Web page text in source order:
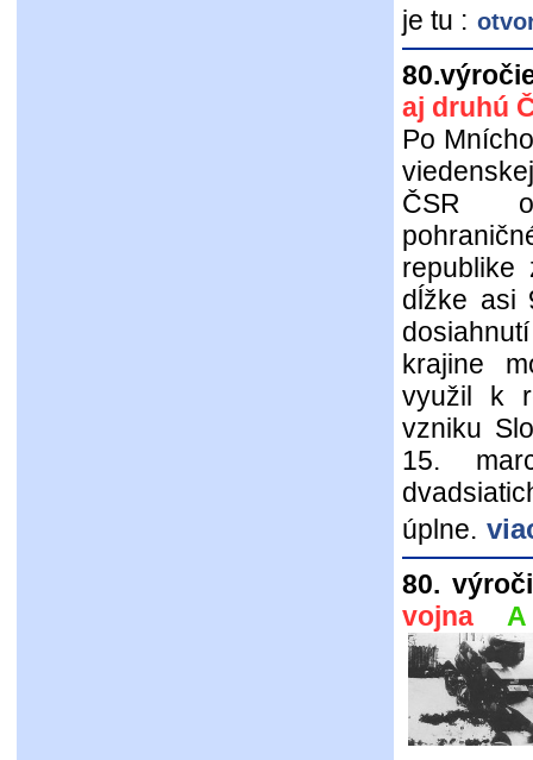
je tu :
aj druhú
Po
ČSR
republike
dĺžke asi
krajine
využil k
vzniku
15.
úplne.
80.
vojna